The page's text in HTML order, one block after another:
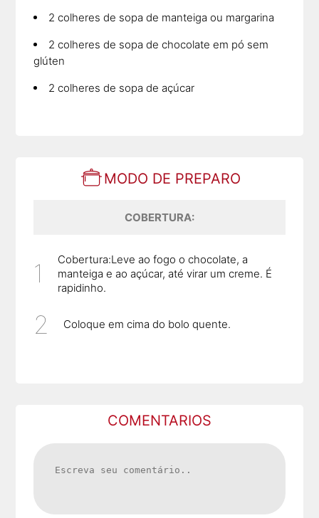
2 colheres de sopa de manteiga ou margarina
2 colheres de sopa de chocolate em pó sem
glúten
2 colheres de sopa de açúcar
MODO DE PREPARO
COBERTURA:
Cobertura:Leve ao fogo o chocolate, a
manteiga e ao açúcar, até virar um creme. É
rapidinho.
Coloque em cima do bolo quente.
COMENTARIOS